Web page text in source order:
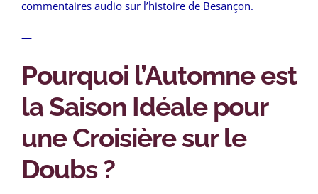
commentaires audio sur l’histoire de Besançon.
—
Pourquoi l’Automne est
la Saison Idéale pour
une Croisière sur le
Doubs ?